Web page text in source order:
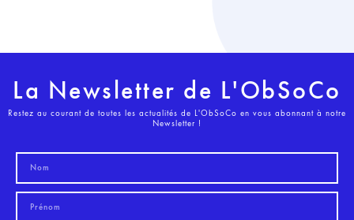
La Newsletter de L'ObSoCo
Restez au courant de toutes les actualités de L'ObSoCo en vous abonnant à notre
Newsletter !